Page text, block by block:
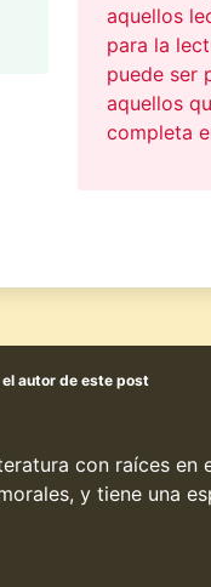
aquellos
para la
puede ser
aquellos
completa
el autor de este post
con raíces
y tiene una